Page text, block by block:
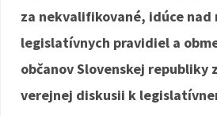
za nekvalifikované, idúce nad
legislatívnych pravidiel a
občanov Slovenskej republiky
verejnej diskusii k